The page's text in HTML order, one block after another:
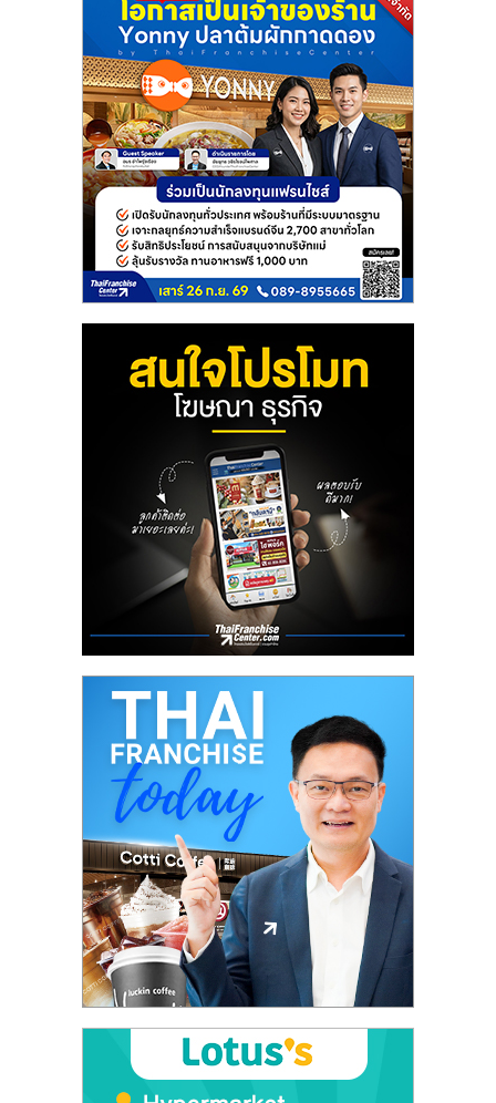
ปรึกษา
การ
ลงทุน
และ
ขยาย
ศูนย์
ไชส์
พร้อม
ทำเล
สำหรับ